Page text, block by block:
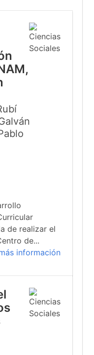
de realizar el
de...
información